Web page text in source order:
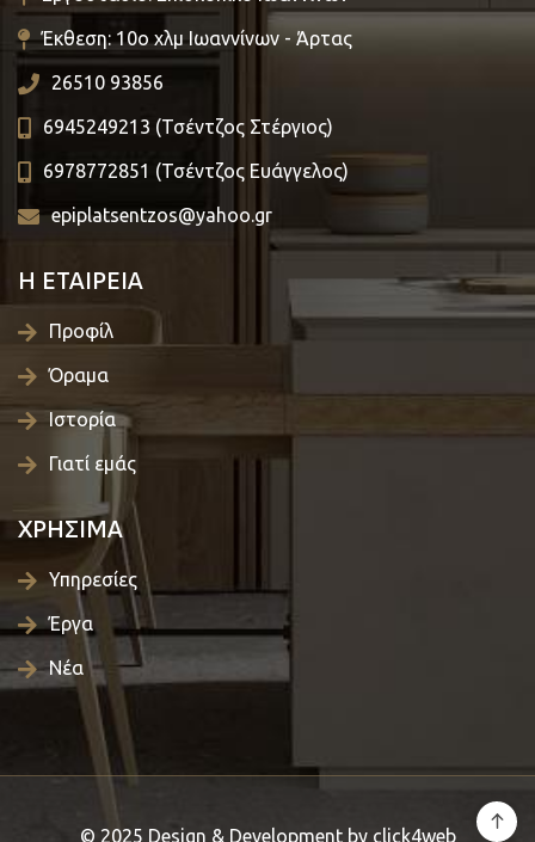
Έκθεση: 10ο χλμ Ιωαννίνων - Άρτας
26510 93856
6945249213 (Τσέντζος Στέργιος)
6978772851 (Τσέντζος Ευάγγελος)
epiplatsentzos@yahoo.gr
Η ΕΤΑΙΡΕΙΑ
Προφίλ
Όραμα
Ιστορία
Γιατί εμάς
ΧΡΗΣΙΜΑ
Υπηρεσίες
Έργα
Νέα
© 2025 Design & Development by click4web